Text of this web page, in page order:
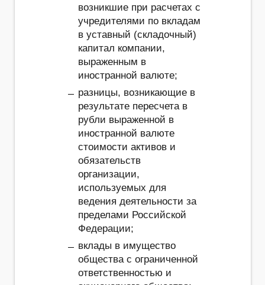
возникшие при расчетах с
учредителями по вкладам
в уставный (складочный)
капитал компании,
выраженным в
иностранной валюте;
разницы, возникающие в
результате пересчета в
рубли выраженной в
иностранной валюте
стоимости активов и
обязательств
организации,
используемых для
ведения деятельности за
пределами Российской
Федерации;
вклады в имущество
общества с ограниченной
ответственностью и